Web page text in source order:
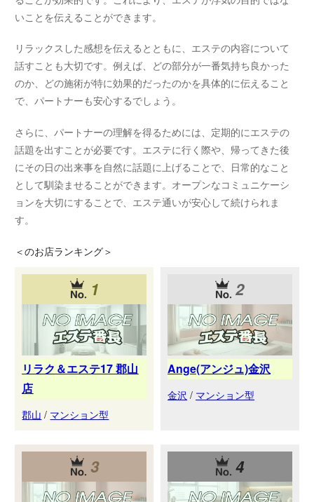
いことを伝えることができます。
リラックスした感想を伝えるとともに、エステの内容について
話すことも大切です。例えば、どの部分が一番気持ち良かった
のか、どの施術が特に効果的だったのかを具体的に伝えること
で、パートナーも安心するでしょう。
さらに、パートナーの理解を得るためには、定期的にエステの
話題を出すことが必要です。エステに行く際や、帰ってきた後
にその日の出来事を自然に話題に上げることで、日常的なこと
として馴染ませることができます。オープンなコミュニケーシ
ョンを大切にすることで、エステ通いが安心して続けられま
す。
＜のお店ランキング＞
1
リラク＆エステ17 郡山
店
郡山 / マンション型
2
Ange(アンジュ)金沢
金沢 / マンション型
3 4